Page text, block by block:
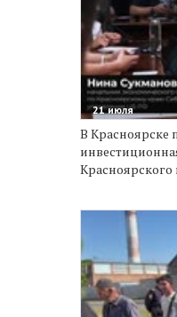
21 июля
В Красноярске
Красноярского